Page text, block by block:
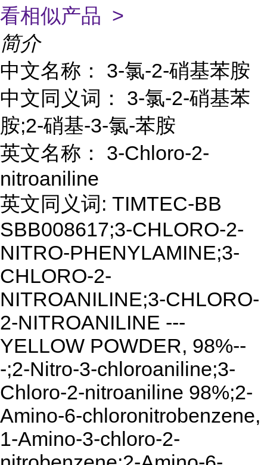
看相似产品 >
简介
中文名称： 3-氯-2-硝基苯胺
中文同义词： 3-氯-2-硝基苯
胺;2-硝基-3-氯-苯胺
英文名称： 3-Chloro-2-
nitroaniline
英文同义词: TIMTEC-BB
SBB008617;3-CHLORO-2-
NITRO-PHENYLAMINE;3-
CHLORO-2-
NITROANILINE;3-CHLORO-
2-NITROANILINE ---
YELLOW POWDER, 98%--
-;2-Nitro-3-chloroaniline;3-
Chloro-2-nitroaniline 98%;2-
Amino-6-chloronitrobenzene,
1-Amino-3-chloro-2-